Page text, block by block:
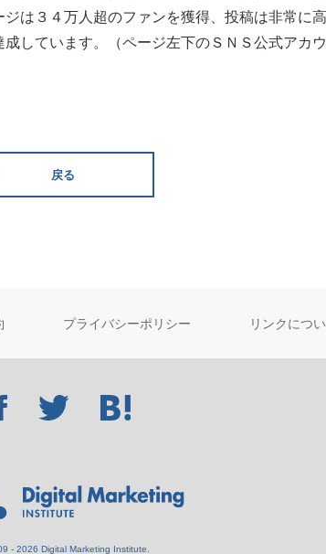
ジは３４万人超のファンを獲得、投稿は非常に
成しています。（ページ左下のＳＮＳ公式アカウ
戻る
プライバシーポリシー リンクにつ
- 2026 Digital Marketing Institute.